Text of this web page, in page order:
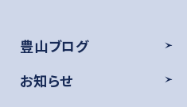
豊山ブログ
お知らせ